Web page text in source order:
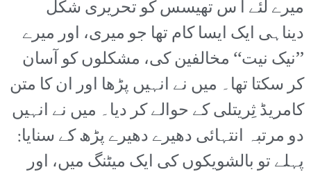
میرے لئے ا س تھیسس کو تحریری شکل
دیناہی ایک ایسا کام تھا جو میری، اور میرے
’’نیک نیت‘‘ مخالفین کی، مشکلوں کو آسان
کر سکتا تھا۔ میں نے انہیں پڑھا اور ان کا متن
کامریڈ ثِریتلی کے حوالے کر دیا۔ میں نے انہیں
دو مرتبہ انتہائی دھیرے دھیرے پڑھ کے سنایا:
پہلے تو بالشویکوں کی ایک میٹنگ میں، اور